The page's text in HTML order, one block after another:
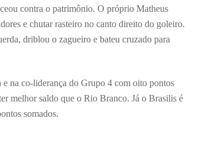
contra o patrimônio. O próprio Matheus
e chutar rasteiro no canto direito do goleiro.
driblou o zagueiro e bateu cruzado para
na co-liderança do Grupo 4 com oito pontos
melhor saldo que o Rio Branco. Já o Brasilis é
somados.